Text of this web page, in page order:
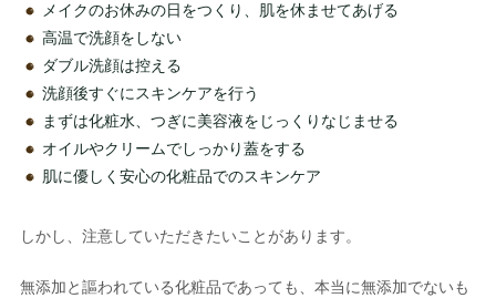
メイクのお休みの日をつくり、肌を休ませてあげる
高温で洗顔をしない
ダブル洗顔は控える
洗顔後すぐにスキンケアを行う
まずは化粧水、つぎに美容液をじっくりなじませる
オイルやクリームでしっかり蓋をする
肌に優しく安心の化粧品でのスキンケア
しかし、注意していただきたいことがあります。
無添加と謳われている化粧品であっても、本当に無添加でないも